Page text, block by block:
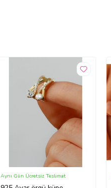
Aynı Gün Ücretsiz Teslimat